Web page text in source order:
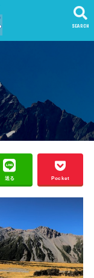
SEARCH
送る Pocket